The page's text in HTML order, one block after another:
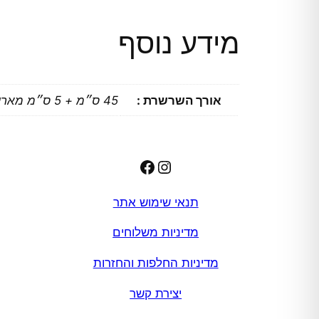
מידע נוסף
אורך השרשרת : 45 ס״מ + 5 ס״מ מאריך
Instagram
Facebook
תנאי שימוש אתר
מדיניות משלוחים
מדיניות החלפות והחזרות
יצירת קשר